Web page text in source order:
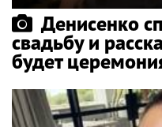
Денисенко
свадьбу и
будет